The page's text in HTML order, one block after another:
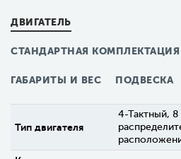
ДВИГАТЕЛЬ
СТАНДАРТНАЯ
ГАБАРИТЫ И ВЕС ПОДВЕСКА
Тип двигателя
4-Тактный, 8